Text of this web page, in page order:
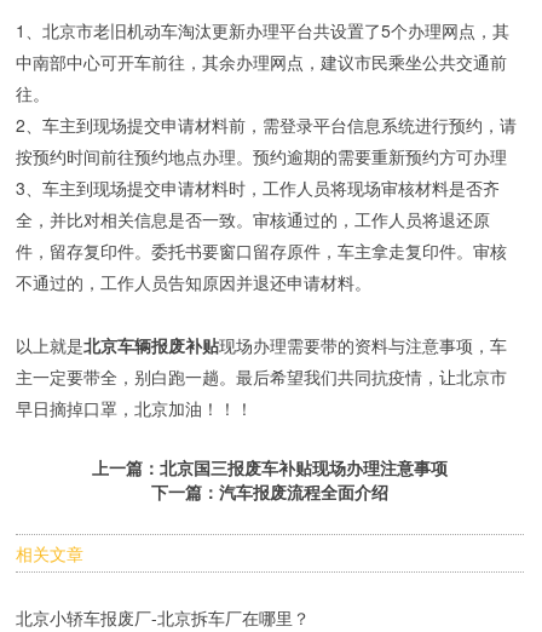
1、北京市老旧机动车淘汰更新办理平台共设置了5个办理网点，其
中南部中心可开车前往，其余办理网点，建议市民乘坐公共交通前
往。
2、车主到现场提交申请材料前，需登录平台信息系统进行预约，请
按预约时间前往预约地点办理。预约逾期的需要重新预约方可办理
3、车主到现场提交申请材料时，工作人员将现场审核材料是否齐
全，并比对相关信息是否一致。审核通过的，工作人员将退还原
件，留存复印件。委托书要窗口留存原件，车主拿走复印件。审核
不通过的，工作人员告知原因并退还申请材料。
以上就是北京车辆报废补贴现场办理需要带的资料与注意事项，车
主一定要带全，别白跑一趟。最后希望我们共同抗疫情，让北京市
早日摘掉口罩，北京加油！！！
上一篇：北京国三报废车补贴现场办理注意事项
下一篇：汽车报废流程全面介绍
相关文章
北京小轿车报废厂-北京拆车厂在哪里？